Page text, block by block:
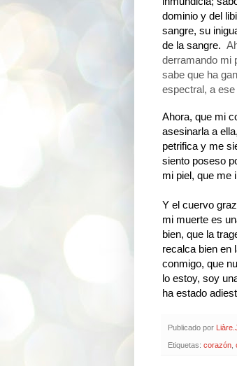
dominio y del
sangre, su
de la sangre.
derramando mi
sabe que ha
espectral, a
Ahora, que mi
asesinarla a
petrifica y me
siento poseso
mi piel, que me
Y el cuervo
mi muerte es
bien, que la
recalca bien en
conmigo, que
lo estoy, soy
ha estado
Publicado por
Etiquetas: corazón